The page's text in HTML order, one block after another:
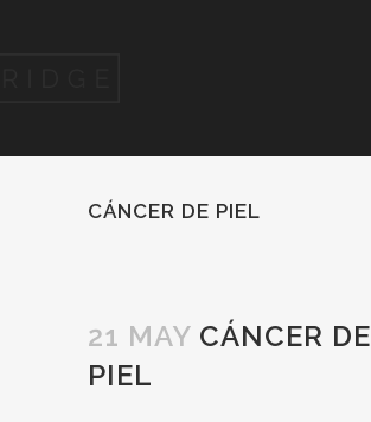
CÁNCER DE PIEL
21 MAY CÁNCER DE
PIEL